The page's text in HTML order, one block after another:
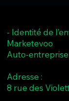
- Identité de
Marketevoo
Auto-
Adresse :
8 rue des